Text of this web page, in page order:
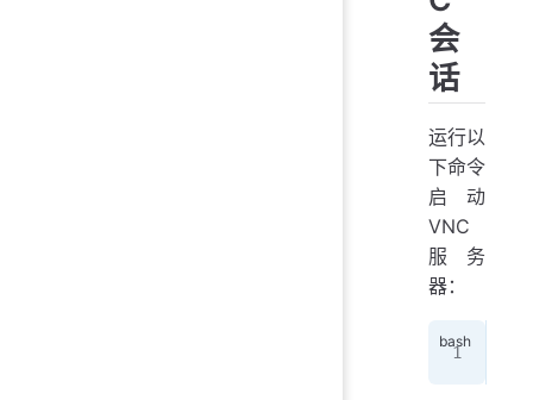
会
话
运行以
下命令
启动
VNC
服务
器：